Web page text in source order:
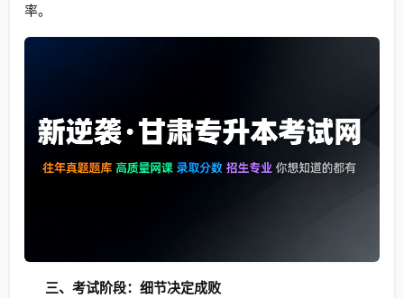
率。
三、考试阶段：细节决定成败